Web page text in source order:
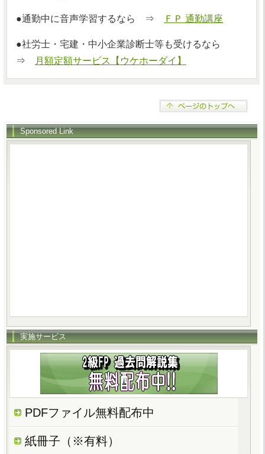
●通勤中に音声学習するなら ⇒ ＦＰ 通勤講座
●社労士・宅建・中小企業診断士等も受けるなら
⇒
月額定額サービス【ウケホーダイ】
Sponsored Link
実施サービス
PDFファイル無料配布中
紙冊子（※有料）